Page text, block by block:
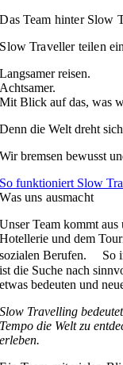
Das Team hinter Slow
Slow Traveller teilen
Langsamer reisen.
Achtsamer.
Mit Blick auf das, was
Denn die Welt dreht
Wir bremsen bewusst
So funktioniert Slow
Was uns ausmacht
Unser Team kommt
Hotellerie und dem
sozialen Berufen. So
ist die Suche nach
etwas bedeuten und
Slow Travelling
Tempo die Welt zu
erleben.